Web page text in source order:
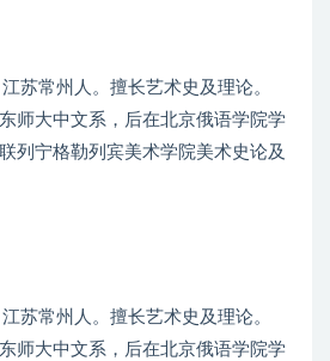
苏常州人。擅长艺术史及理论。
师大中文系，后在北京俄语学院学
列宁格勒列宾美术学院美术史论及
苏常州人。擅长艺术史及理论。
师大中文系，后在北京俄语学院学